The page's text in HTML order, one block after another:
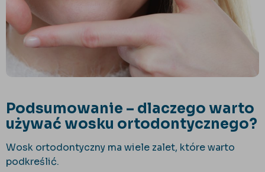
Podsumowanie – dlaczego warto
używać wosku ortodontycznego?
Wosk ortodontyczny ma wiele zalet, które warto
podkreślić.